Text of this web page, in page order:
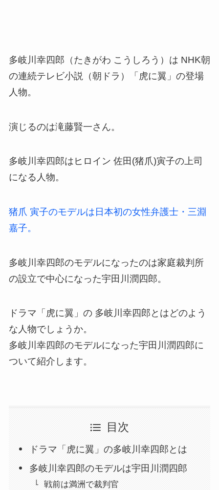
多岐川幸四郎（たきがわ こうしろう）は NHK朝
の連続テレビ小説（朝ドラ）「虎に翼」の登場
人物。
演じるのは滝藤賢一さん。
多岐川幸四郎はヒロイン 佐田(猪爪)寅子の上司
になる人物。
猪爪 寅子のモデルは日本初の女性弁護士・三淵
嘉子。
多岐川幸四郎のモデルになったのは家庭裁判所
の設立で中心になった宇田川潤四郎。
ドラマ「虎に翼」の 多岐川幸四郎とはどのよう
な人物でしょうか。
多岐川幸四郎のモデルになった宇田川潤四郎に
ついて紹介します。
目次
ドラマ「虎に翼」の多岐川幸四郎とは
多岐川幸四郎のモデルは宇田川潤四郎
戦前は満洲で裁判官